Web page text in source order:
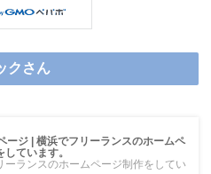
クさん
ージ | 横浜でフリーランスのホームペ
しています。
ーランスのホームページ制作をしてい